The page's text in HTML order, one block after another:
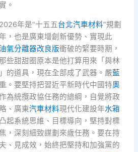
。
年是“十五五台北汽車材料”規劃
，也是廣東增創新優勢、實現此
氣分離器改良版衝破的緊要時期，
些甜甜圈原本是他打算用來「與林
的道具，現在全部成了武器。嚴藍
。要堅持把習近平新時代中國特奧
為統攬政協任務的總綱，自覺將政
、廣東汽車材料現代化建設年水箱
起系統思維、目標導向，堅持對標
，深刻細致謀劃來歲任務。要在持
、見成效，始終把堅持和加強黨的